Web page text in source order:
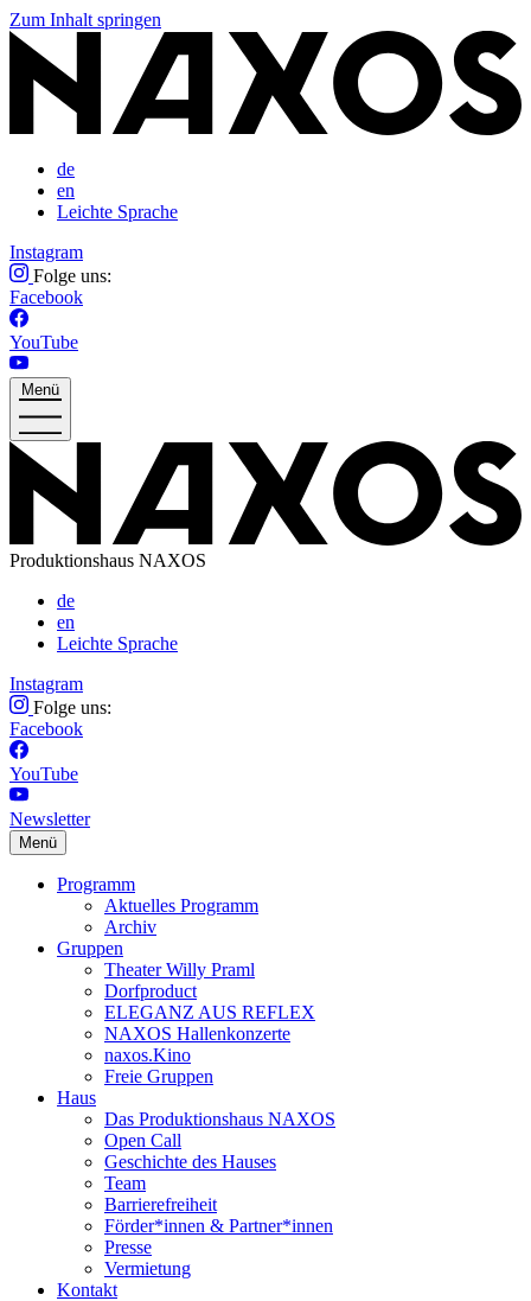
Zum Inhalt springen
de
en
Leichte Sprache
Instagram
Folge uns:
Facebook
YouTube
Menü
Produktionshaus NAXOS
de
en
Leichte Sprache
Instagram
Folge uns:
Facebook
YouTube
Newsletter
Menü
Programm
Aktuelles Programm
Archiv
Gruppen
Theater Willy Praml
Dorfproduct
ELEGANZ AUS REFLEX
NAXOS Hallenkonzerte
naxos.Kino
Freie Gruppen
Haus
Das Produktionshaus NAXOS
Open Call
Geschichte des Hauses
Team
Barrierefreiheit
Förder*innen & Partner*innen
Presse
Vermietung
Kontakt